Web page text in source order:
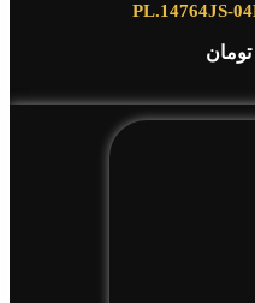
تومان